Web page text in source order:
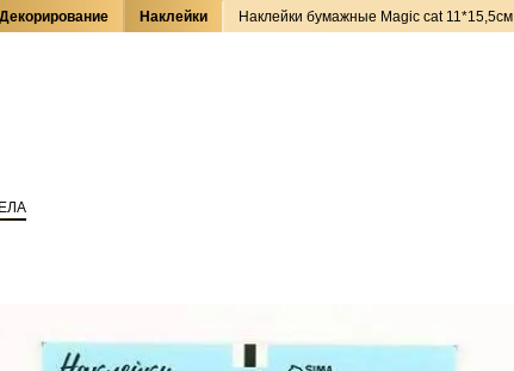
Декорирование Наклейки Наклейки бумажные Magic cat 11*15,5см